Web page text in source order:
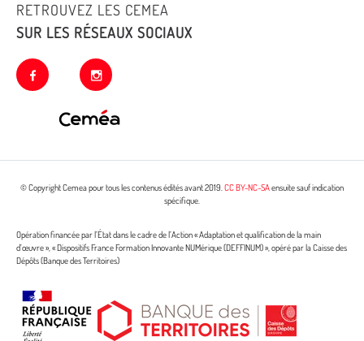
RETROUVEZ LES CEMEA
SUR LES RÉSEAUX SOCIAUX
facebook instagram
© Copyright Cemea pour tous les contenus édités avant 2019.CC BY-NC-SAensuite sauf indication
spécifique.
Opération financée par l’État dans le cadre de l’Action « Adaptation et qualification de la main
d’œuvre », « Dispositifs France Formation Innovante NUMérique (DEFFINUM) », opéré par la Caisse des
Dépôts (Banque des Territoires)